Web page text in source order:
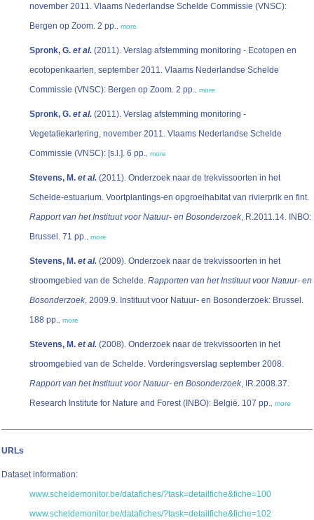
november 2011. Vlaams Nederlandse Schelde Commissie (VNSC):
Bergen op Zoom. 2 pp., more
Spronk, G. et al. (2011). Verslag afstemming monitoring - Ecotopen en
ecotopenkaarten, september 2011. Vlaams Nederlandse Schelde
Commissie (VNSC): Bergen op Zoom. 2 pp., more
Spronk, G. et al. (2011). Verslag afstemming monitoring -
Vegetatiekartering, november 2011. Vlaams Nederlandse Schelde
Commissie (VNSC): [s.l.]. 6 pp., more
Stevens, M. et al. (2011). Onderzoek naar de trekvissoorten in het
Schelde-estuarium. Voortplantings-en opgroeihabitat van rivierprik en fint.
Rapport van het Instituut voor Natuur- en Bosonderzoek, R.2011.14. INBO:
Brussel. 71 pp., more
Stevens, M. et al. (2009). Onderzoek naar de trekvissoorten in het
stroomgebied van de Schelde. Rapporten van het Instituut voor Natuur- en
Bosonderzoek, 2009.9. Instituut voor Natuur- en Bosonderzoek: Brussel.
188 pp., more
Stevens, M. et al. (2008). Onderzoek naar de trekvissoorten in het
stroomgebied van de Schelde. Vorderingsverslag september 2008.
Rapport van het Instituut voor Natuur- en Bosonderzoek, IR.2008.37.
Research Institute for Nature and Forest (INBO): België. 107 pp., more
URLs
Dataset information:
www.scheldemonitor.be/datafiches/?task=detailfiche&fiche=100
www.scheldemonitor.be/datafiches/?task=detailfiche&fiche=102